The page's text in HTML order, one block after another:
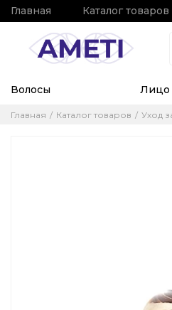
Главная Каталог товаров
Волосы Лицо
Главная Каталог товаров Уход